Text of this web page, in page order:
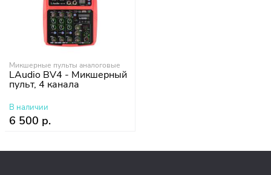
Микшерные пульты аналоговые
LAudio BV4 - Микшерный
пульт, 4 канала
В наличии
6 500 р.